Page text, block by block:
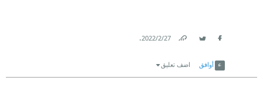
27‏/2‏/2022
.
أوافق اضف تعليق